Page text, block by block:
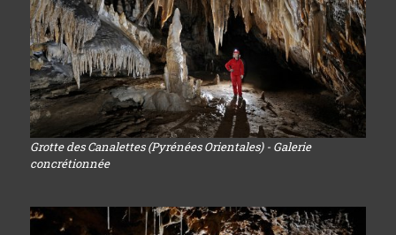
Grotte des Canalettes (Pyrénées Orientales) - Galerie
concrétionnée